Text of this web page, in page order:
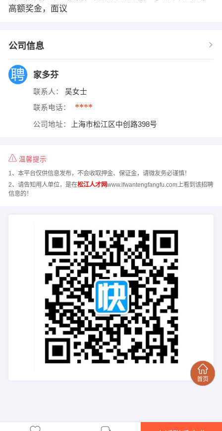
高额奖金，面议
公司信息
家多芬
联系人： 吴女士
联系电话： ****
公司地址： 上海市松江区中创路398号
温馨提示
1、本平台仅供信息发布，不会收取押金、保证金，请微友务必谨慎！
2、请告知用人单位，是在松江人才网www.lfwantengfangfu.com上看到该招聘
信息的！